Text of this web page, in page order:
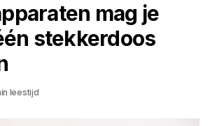
mag je
stekkerdoos
leestijd